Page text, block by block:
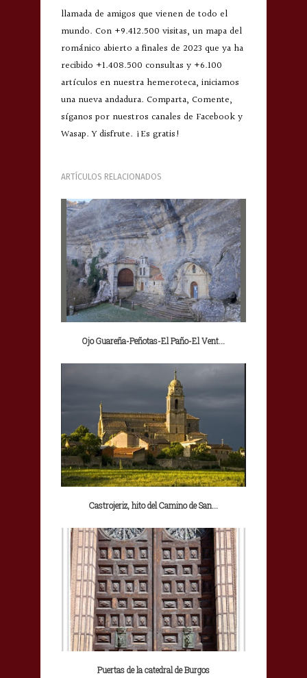
llamada de amigos que vienen de todo el
mundo. Con +9.412.500 visitas, un mapa del
románico abierto a finales de 2023 que ya ha
recibido +1.408.500 consultas y +6.100
artículos en nuestra hemeroteca, iniciamos
una nueva andadura. Comparta, Comente,
síganos por nuestros canales de Facebook y
Wasap. Y disfrute. ¡Es gratis!
ARTÍCULOS RELACIONADOS
Ojo Guareña-Peñotas-El Paño-El Vent...
Castrojeriz, hito del Camino de San...
Puertas de la catedral de Burgos